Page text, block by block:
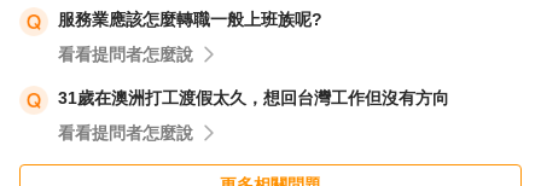
服務業應該怎麼轉職一般上班族呢?
看看提問者怎麼說
31歲在澳洲打工渡假太久，想回台灣工作但沒有方向
看看提問者怎麼說